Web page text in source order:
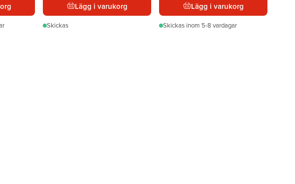
Lägg i varukorg
Skickas
Lägg i varukorg
Skickas inom 5-8 vardagar